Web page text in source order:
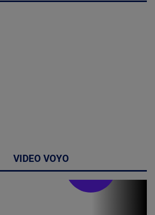
VIDEO VOYO